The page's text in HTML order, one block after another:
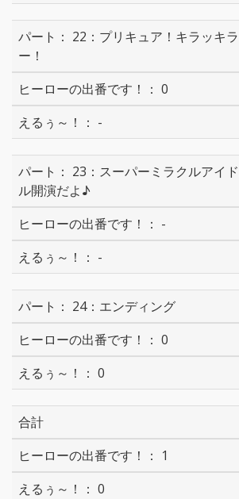
22：プリキュア！キラッキ
ー！
0
-
23：スーパーミラクルアイ
ル開演だよ♪
-
-
24：エンディング
0
0
合計
1
0